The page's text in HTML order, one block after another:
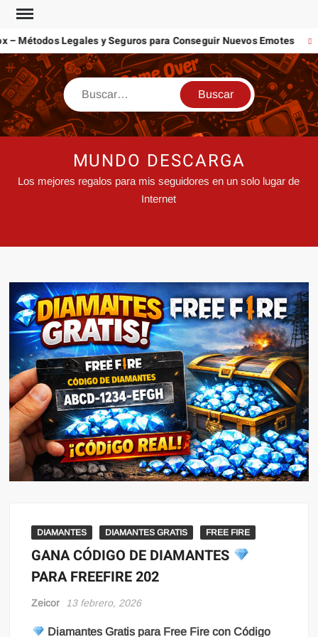
Legales y Seguros para Conseguir Nuevos Emotes
MUNDO DESCARGA
Los mejores regalos para mis seguidores en un solo lugar de
Internet
DIAMANTES DIAMANTES GRATIS FREE FIRE
GANA CÓDIGO DE DIAMANTES
PARA FREEFIRE 202
Zeicor 13 febrero, 2026
Diamantes Gratis para Free Fire con Código